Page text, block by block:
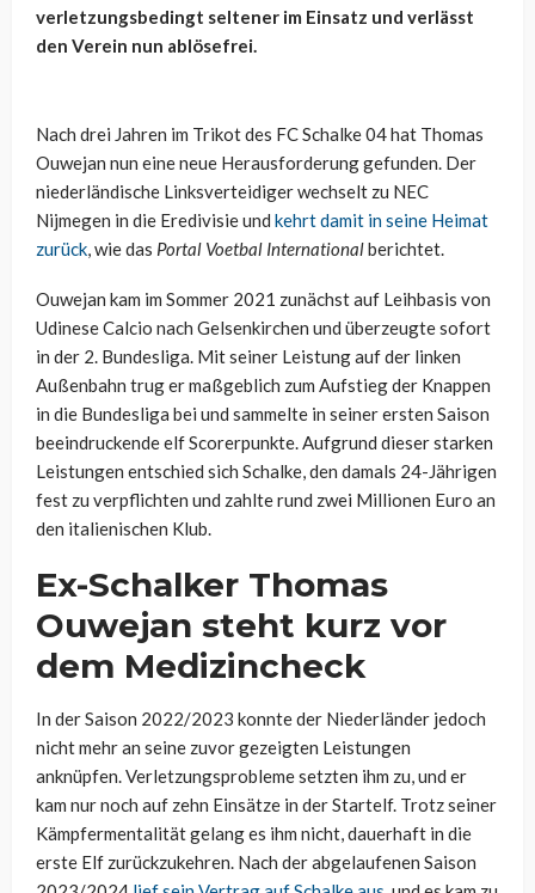
verletzungsbedingt seltener im Einsatz und verlässt
den Verein nun ablösefrei.
Nach drei Jahren im Trikot des FC Schalke 04 hat Thomas
Ouwejan nun eine neue Herausforderung gefunden. Der
niederländische Linksverteidiger wechselt zu NEC
Nijmegen in die Eredivisie und kehrt damit in seine Heimat
zurück, wie das Portal Voetbal Internationalberichtet.
Ouwejan kam im Sommer 2021 zunächst auf Leihbasis von
Udinese Calcio nach Gelsenkirchen und überzeugte sofort
in der 2. Bundesliga. Mit seiner Leistung auf der linken
Außenbahn trug er maßgeblich zum Aufstieg der Knappen
in die Bundesliga bei und sammelte in seiner ersten Saison
beeindruckende elf Scorerpunkte. Aufgrund dieser starken
Leistungen entschied sich Schalke, den damals 24-Jährigen
fest zu verpflichten und zahlte rund zwei Millionen Euro an
den italienischen Klub.
Ex-Schalker Thomas
Ouwejan steht kurz vor
dem Medizincheck
In der Saison 2022/2023 konnte der Niederländer jedoch
nicht mehr an seine zuvor gezeigten Leistungen
anknüpfen. Verletzungsprobleme setzten ihm zu, und er
kam nur noch auf zehn Einsätze in der Startelf. Trotz seiner
Kämpfermentalität gelang es ihm nicht, dauerhaft in die
erste Elf zurückzukehren. Nach der abgelaufenen Saison